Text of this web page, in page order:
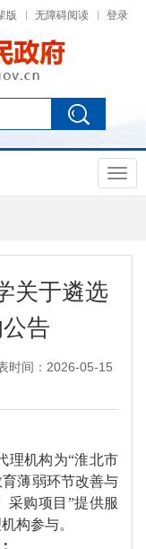
版 无障碍阅读 登录
关于遴选
告
时间：2026-05-15
理机构为“淮北市
育薄弱环节改善与
采购项目 ”提供服
构参与。